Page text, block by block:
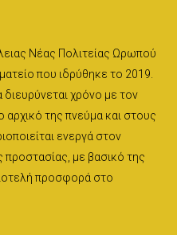
Νέας Πολιτείας Ωρωπού
που ιδρύθηκε το 2019.
χρόνο με τον
της πνεύμα και στους
ενεργά στον
προστασίας, με βασικό της
προσφορά στο